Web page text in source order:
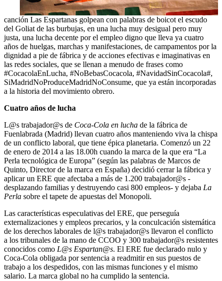
canción Las Espartanas golpean con palabras de boicot el escudo
del Goliat de las burbujas, en una lucha muy desigual pero muy
justa, una lucha decente por el empleo digno que lleva ya cuatro
años de huelgas, marchas y manifestaciones, de campamentos por la
dignidad a pie de fábrica y de acciones efectivas e imaginativas en
las redes sociales, que se llenan a menudo de frases como
#CocacolaEnLucha, #NoBebasCocacola, #NavidadSinCocacola#,
SiMadridNoProduceMadridNoConsume, que ya están incorporadas
a la historia del movimiento obrero.
Cuatro años de lucha
L@s trabajador@s de Coca-Cola en lucha de la fábrica de
Fuenlabrada (Madrid) llevan cuatro años manteniendo viva la chispa
de un conflicto laboral, que tiene épica planetaria. Comenzó un 22
de enero de 2014 a las 18.00h cuando la marca de la que era “La
Perla tecnológica de Europa” (según las palabras de Marcos de
Quinto, Director de la marca en España) decidió cerrar la fábrica y
aplicar un ERE que afectaba a más de 1.200 trabajador@s -
desplazando familias y destruyendo casi 800 empleos- y dejaba La
Perla sobre el tapete de apuestas del Monopoli.
Las características especulativas del ERE, que perseguía
externalizaciones y empleos precarios, y la conculcación sistemática
de los derechos laborales de l@s trabajador@s llevaron el conflicto
a los tribunales de la mano de CCOO y 300 trabajador@s resistentes
conocidos como L@s Espartan@s. El ERE fue declarado nulo y
Coca-Cola obligada por sentencia a readmitir en sus puestos de
trabajo a los despedidos, con las mismas funciones y el mismo
salario. La marca global no ha cumplido la sentencia.